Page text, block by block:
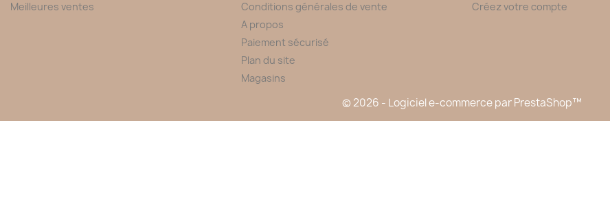
Meilleures ventes
Conditions générales de vente
A propos
Paiement sécurisé
Plan du site
Magasins
Créez votre compte
© 2026 - Logiciel e-commerce par PrestaShop™